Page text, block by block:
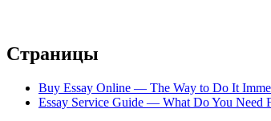
Страницы
Buy Essay Online — The Way to Do It
Essay Service Guide — What Do You Need